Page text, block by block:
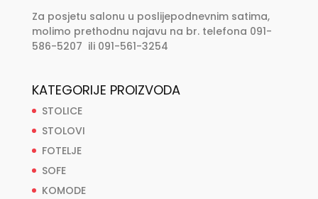
Za posjetu salonu u poslijepodnevnim satima,
molimo prethodnu najavu na br. telefona 091-
586-5207 ili 091-561-3254
KATEGORIJE PROIZVODA
STOLICE
STOLOVI
FOTELJE
SOFE
KOMODE